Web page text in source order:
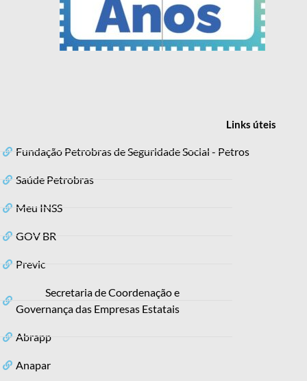
Linksúteis
Fundação Petrobras de Seguridade Social - Petros
Saúde Petrobras
Meu INSS
GOV BR
Previc
Secretaria de Coordenação e
Governança das Empresas Estatais
Abrapp
Anapar